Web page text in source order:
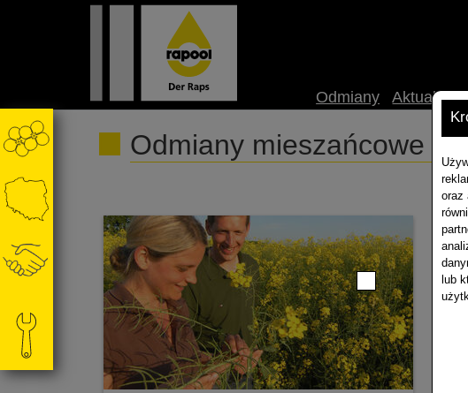
oraz
lub
Odmiany
Odmiany mieszańcowe